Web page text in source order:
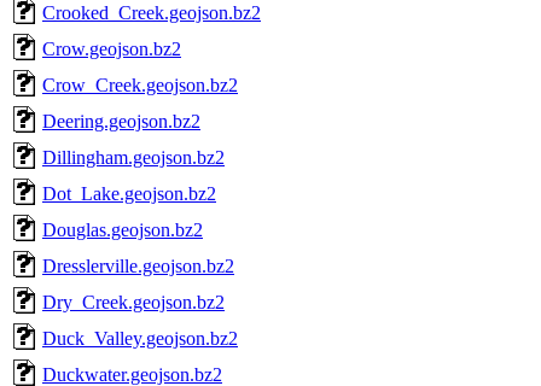
Crooked_Creek.geojson.bz2
Crow.geojson.bz2
Crow_Creek.geojson.bz2
Deering.geojson.bz2
Dillingham.geojson.bz2
Dot_Lake.geojson.bz2
Douglas.geojson.bz2
Dresslerville.geojson.bz2
Dry_Creek.geojson.bz2
Duck_Valley.geojson.bz2
Duckwater.geojson.bz2